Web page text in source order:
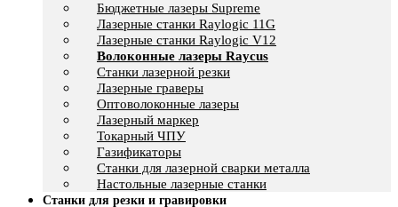
Бюджетные лазеры Supreme
Лазерные станки Raylogic 11G
Лазерные станки Raylogic V12
Волоконные лазеры Raycus
Станки лазерной резки
Лазерные граверы
Оптоволоконные лазеры
Лазерный маркер
Токарный ЧПУ
Газификаторы
Cтанки для лазерной сварки металла
Настольные лазерные станки
Станки для резки и гравировки